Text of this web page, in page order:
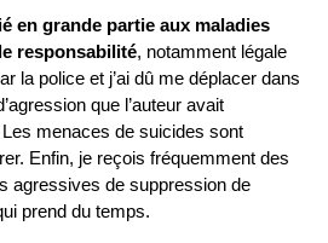
en grande partie aux maladies
responsabilité, notamment légale
la police et j’ai dû me déplacer dans
que l’auteur avait
menaces de suicides sont
Enfin, je reçois fréquemment des
agressives de suppression de
prend du temps.